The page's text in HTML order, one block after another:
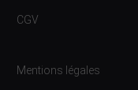
CGV
Mentions légales